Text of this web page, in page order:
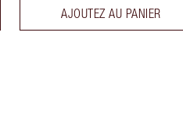
AJOUTEZ AU PANIER